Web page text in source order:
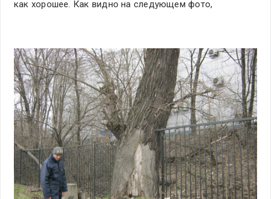
как хорошее. Как видно на следующем фото,